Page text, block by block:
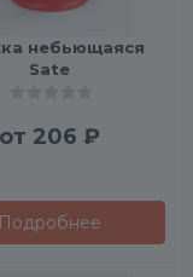
небьющаяся
Sate
от 206 ₽
Подробнее